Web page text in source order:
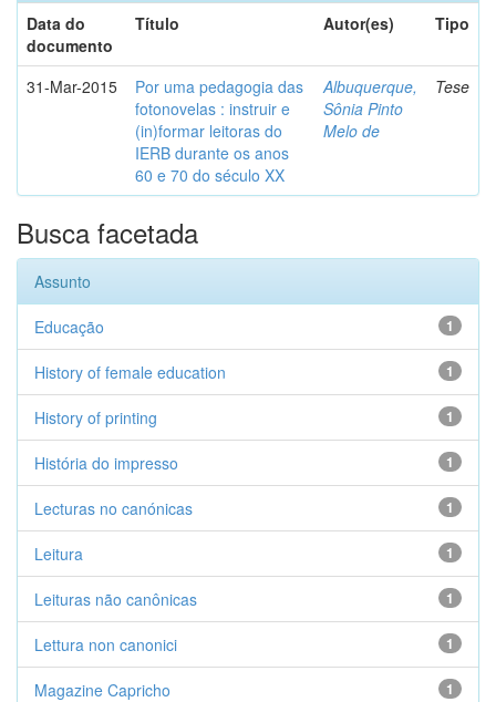
Data do
documento
Título Autor(es) Tipo
31-Mar-2015
Por uma pedagogia das
fotonovelas : instruir e
(in)formar leitoras do
IERB durante os anos
60 e 70 do século XX
Albuquerque,
Sônia Pinto
Melo de
Tese
Busca facetada
Assunto
1
Educação
1
History of female education
1
History of printing
1
História do impresso
1
Lecturas no canónicas
1
Leitura
1
Leituras não canônicas
1
Lettura non canonici
1
Magazine Capricho